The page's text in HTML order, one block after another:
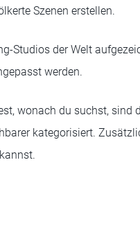
Szenen erstellen.
Studios der Welt
werden.
wonach du suchst, sind
kategorisiert.